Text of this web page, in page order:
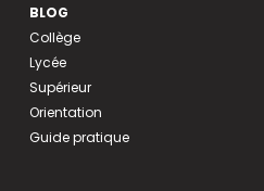
BLOG
Collège
Lycée
Supérieur
Orientation
Guide pratique